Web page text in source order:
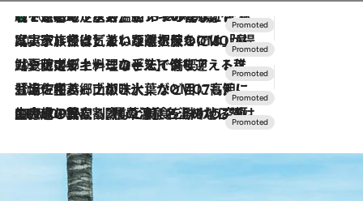
2026.8.7
【トンボの足水浴】ヒノキの香りに包まれて涼感マックス！約13℃の湧水かけ流しを避暑地「星野温泉 トンボの湯」で体験
2026.7.31
【ホテル帰省】という選択肢をOMOが提案。家族とほどよい距離を保つには「昼は実家、夜は気兼ねなくホテルで！」
2026.7.24
【夏限定ディナーコース】旬を迎える稚鮎や花ズッキーニなどをイタリア・トスカーナの郷土料理の手法で満喫！
2026.7.17
「土佐和ハーブかき氷」がOMO7高知に登場！生姜、山椒、大葉など目にも舌にも涼を呼ぶ郷土の味
2026.7.10
NEW OPEN！【界 草津】名湯の地に誕生。趣の異なる2種の温泉と上州ならではの会席・蕎麦割烹など美食を味わう究極の癒やし旅